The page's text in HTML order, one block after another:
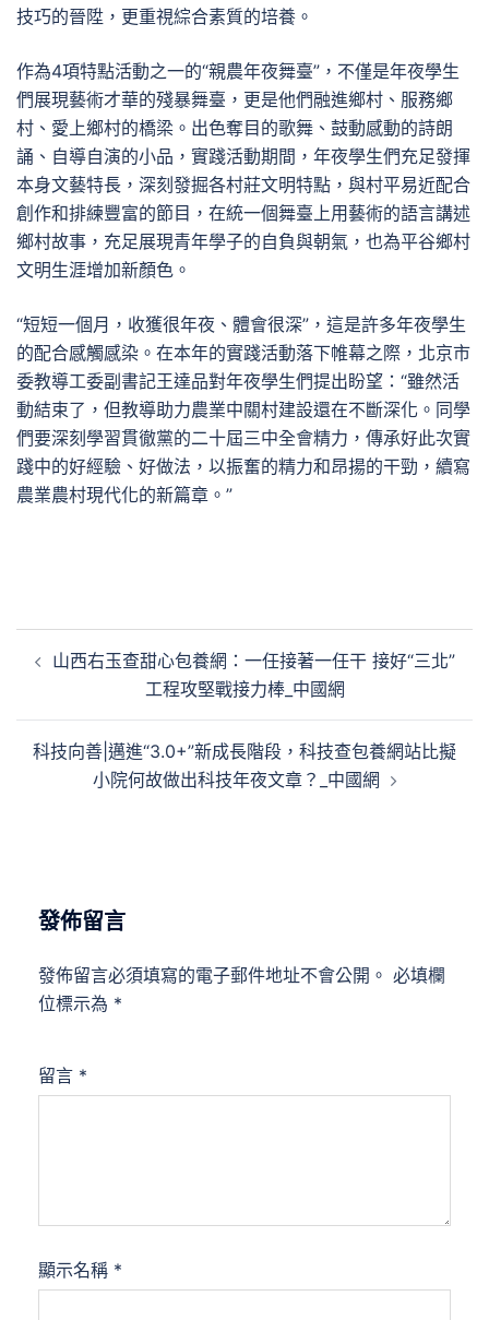
技巧的晉陞，更重視綜合素質的培養。
作為4項特點活動之一的“親農年夜舞臺”，不僅是年夜學生
們展現藝術才華的殘暴舞臺，更是他們融進鄉村、服務鄉
村、愛上鄉村的橋梁。出色奪目的歌舞、鼓動感動的詩朗
誦、自導自演的小品，實踐活動期間，年夜學生們充足發揮
本身文藝特長，深刻發掘各村莊文明特點，與村平易近配合
創作和排練豐富的節目，在統一個舞臺上用藝術的語言講述
鄉村故事，充足展現青年學子的自負與朝氣，也為平谷鄉村
文明生涯增加新顏色。
“短短一個月，收獲很年夜、體會很深”，這是許多年夜學生
的配合感觸感染。在本年的實踐活動落下帷幕之際，北京市
委教導工委副書記王達品對年夜學生們提出盼望：“雖然活
動結束了，但教導助力農業中關村建設還在不斷深化。同學
們要深刻學習貫徹黨的二十屆三中全會精力，傳承好此次實
踐中的好經驗、好做法，以振奮的精力和昂揚的干勁，續寫
農業農村現代化的新篇章。”
章
覽
山西右玉查甜心包養網：一任接著一任干 接好“三北”
工程攻堅戰接力棒_中國網
科技向善|邁進“3.0+”新成長階段，科技查包養網站比擬
小院何故做出科技年夜文章？_中國網
發佈留言
發佈留言必須填寫的電子郵件地址不會公開。 必填欄
位標示為 *
留言 *
顯示名稱 *